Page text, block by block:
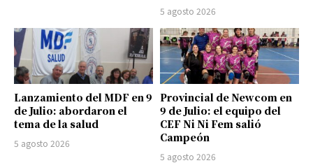
5 agosto 2026
Lanzamiento del MDF en 9
de Julio: abordaron el
tema de la salud
5 agosto 2026
Provincial de Newcom en
9 de Julio: el equipo del
CEF Ni Ni Fem salió
Campeón
5 agosto 2026